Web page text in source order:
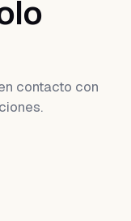
contacto con